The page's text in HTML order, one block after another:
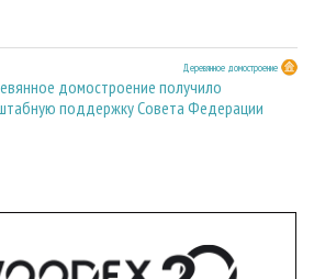
Деревянное домостроение
домостроение получило
поддержку Совета Федерации